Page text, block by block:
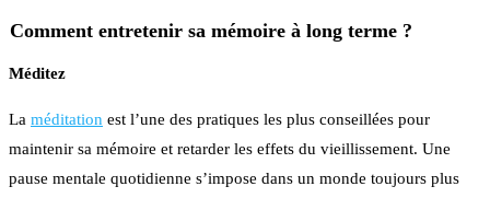
Comment entretenir sa mémoire à long terme ?
Méditez
La méditation est l’une des pratiques les plus conseillées pour
maintenir sa mémoire et retarder les effets du vieillissement. Une
pause mentale quotidienne s’impose dans un monde toujours plus